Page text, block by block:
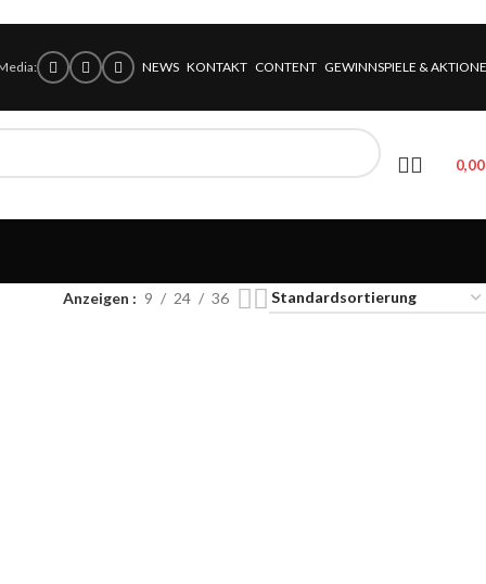
NEWS KONTAKT CONTENT GEWINNSPIELE &
Anzeigen 9 24 36